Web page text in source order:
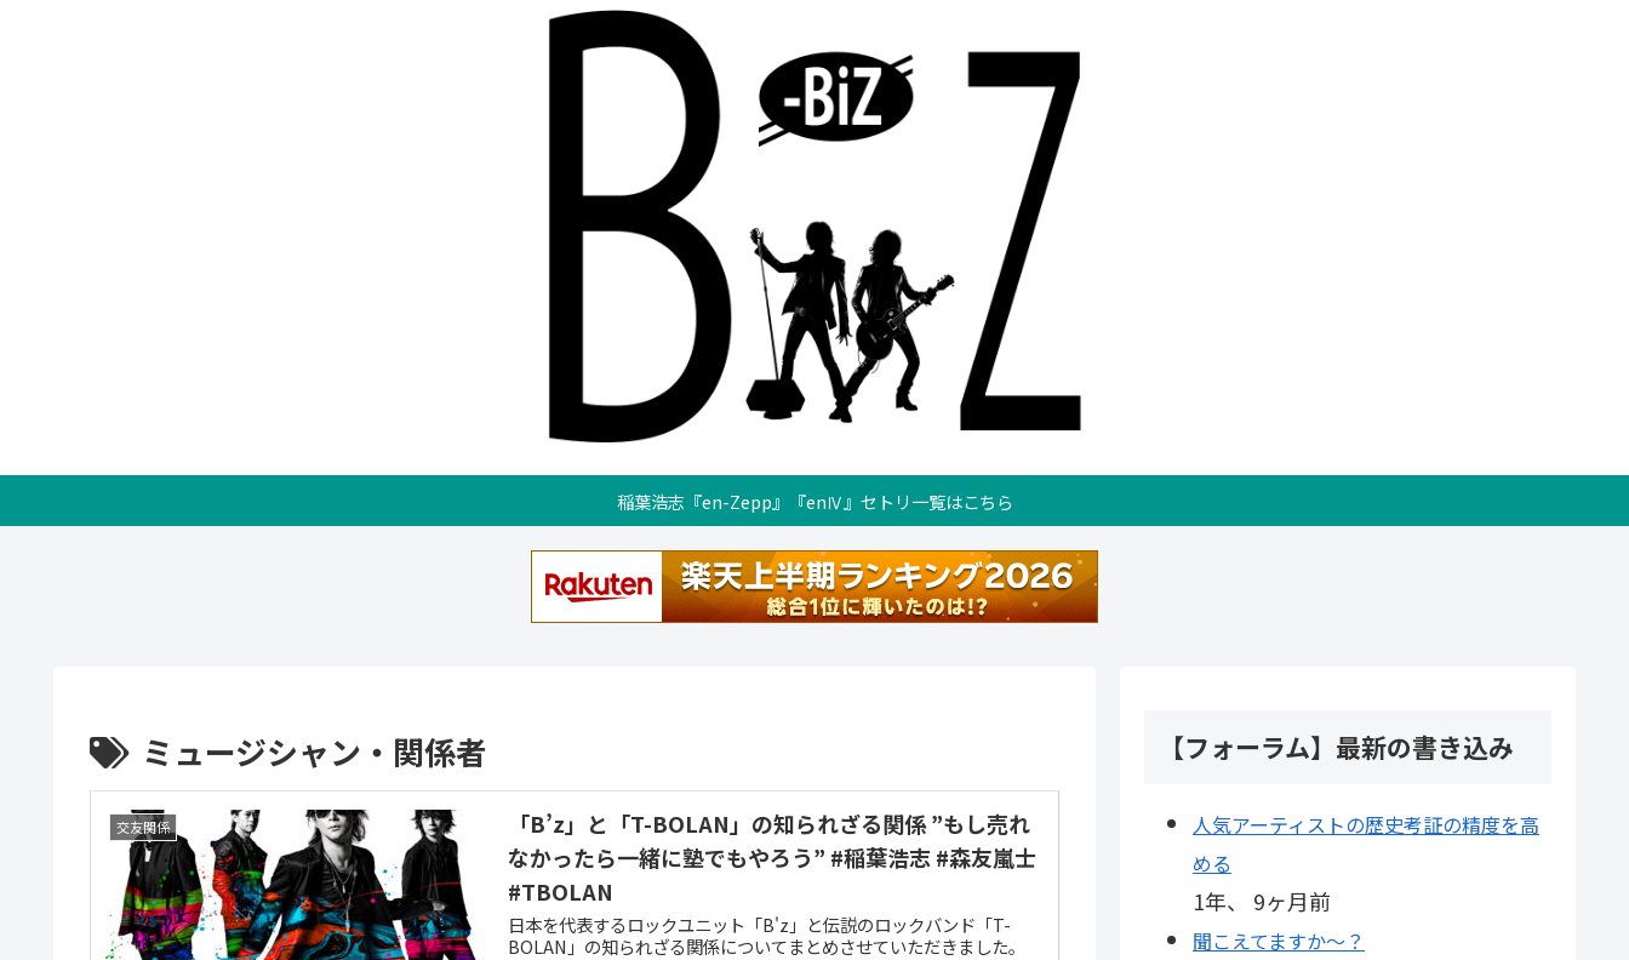
稲葉浩志『en-Zepp』『enⅣ』セトリ一覧はこちら
ミュージシャン・関係者
交友関係
「B’z」と「T-BOLAN」の知られざる関係 ”もし売れ
なかったら一緒に塾でもやろう” #稲葉浩志 #森友嵐士
#TBOLAN
日本を代表するロックユニット「B'z」と伝説のロックバンド「T-
BOLAN」の知られざる関係についてまとめさせていただきました。
【フォーラム】最新の書き込み
人気アーティストの歴史考証の精度を高
める
1年、 9ヶ月前
聞こえてますか～？